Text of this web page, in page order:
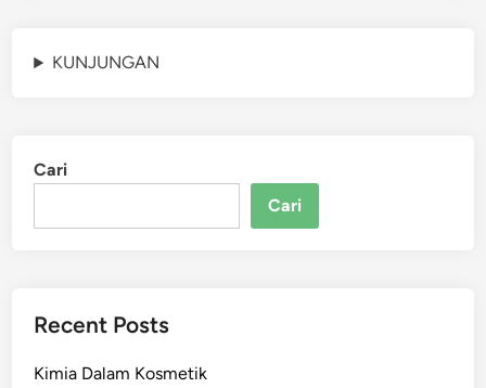
KUNJUNGAN
Cari
Cari
Recent Posts
Kimia Dalam Kosmetik